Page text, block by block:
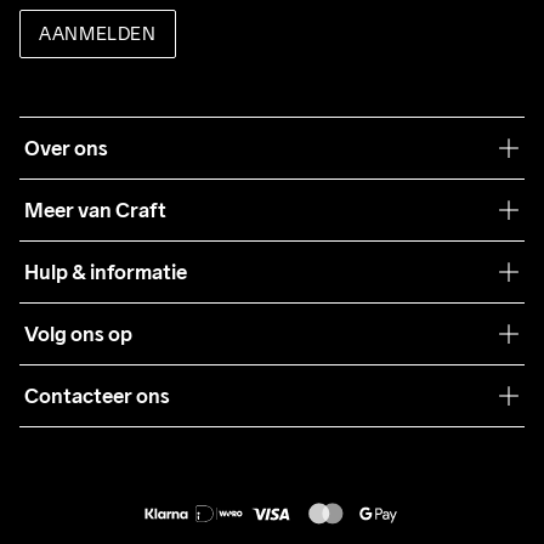
AANMELDEN
Over ons
Meer van Craft
Teamwear
Samenwerkingen
Pers
Hulp & informatie
Algemene voorwaarden
Retour
Volg ons op
Contacteer ons